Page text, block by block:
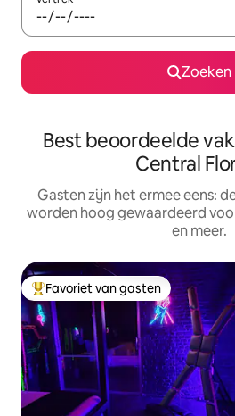
Zoeken
Best beoordeelde
Central
Gasten zijn het ermee eens:
worden hoog gewaardeerd
en meer.
Topfavoriet van gasten
Favoriet van gasten